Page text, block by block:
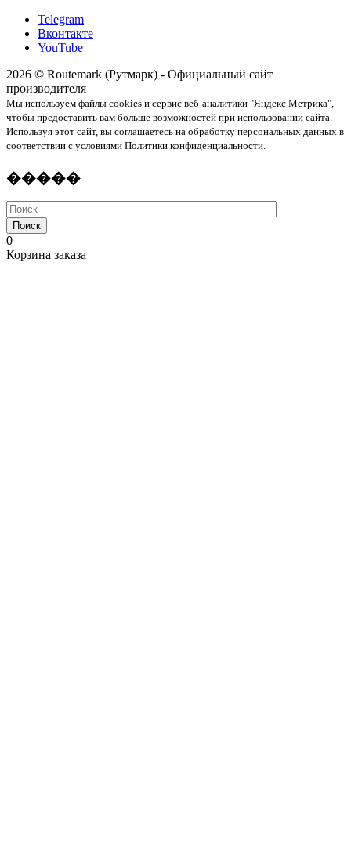
Telegram
Вконтакте
YouTube
2026 © Routemark (Рутмарк) - Официальный сайт
производителя
Мы используем файлы cookies и сервис веб-аналитики "Яндекс Метрика",
чтобы предоставить вам больше возможностей при использовании сайта.
Используя этот сайт, вы соглашаетесь на обработку персональных данных в
соответствии с условиями Политики конфиденциальности.
�����
Поиск
0
Корзина заказа